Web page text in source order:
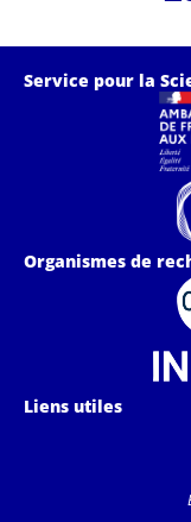
Service pour la
Organismes de
Liens utiles